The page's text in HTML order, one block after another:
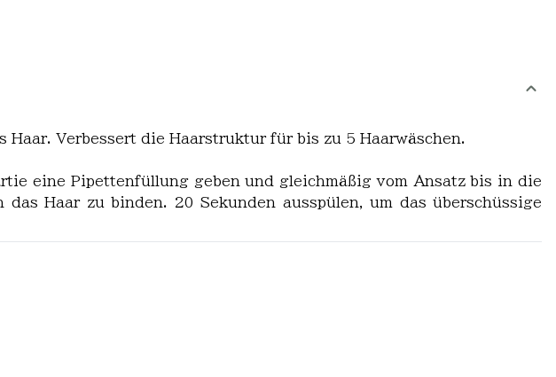
Verbessert die Haarstruktur für bis zu 5 Haarwäschen.
eine Pipettenfüllung geben und gleichmäßig vom Ansatz bis in die
Haar zu binden. 20 Sekunden ausspülen, um das überschüssige